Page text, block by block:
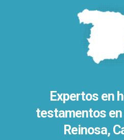
Expertos en
testamentos en
Reinosa,